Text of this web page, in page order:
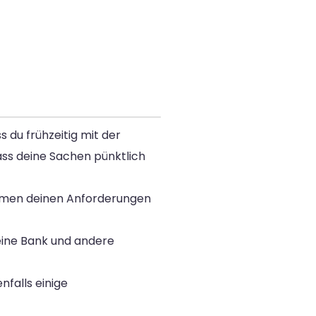
du frühzeitig mit der
deine Sachen pünktlich
deinen Anforderungen
Bank und andere
einige